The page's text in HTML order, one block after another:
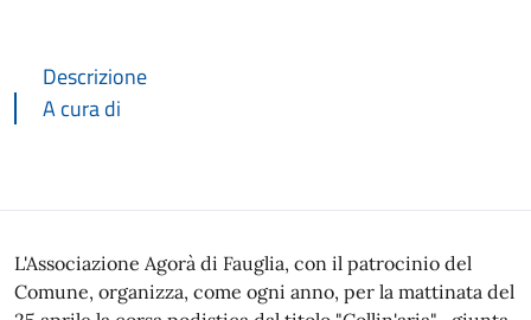
Descrizione
A cura di
Descrizione
L'Associazione Agorà di Fauglia, con il patrocinio del
Comune, organizza, come ogni anno, per la mattinata del